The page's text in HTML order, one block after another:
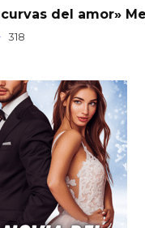
curvas del amor»
318